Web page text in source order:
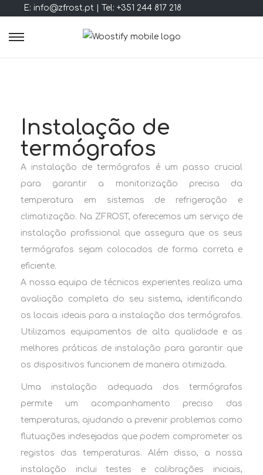
E: info@zfrost.pt | Tel: +351 244 817 218
Instalação de
termógrafos
A instalação de termógrafos é um passo crucial
para garantir a monitorização precisa da
temperatura em sistemas de refrigeração e
climatização. Na ZFROST, oferecemos um serviço de
instalação profissional que assegura que os seus
termógrafos sejam colocados de forma correta e
eficiente.
A nossa equipa de técnicos experientes realiza uma
avaliação completa do seu sistema, identificando
os locais ideais para a instalação dos termógrafos.
Utilizamos equipamentos de alta qualidade e as
melhores práticas de instalação para garantir que
os dispositivos funcionem de maneira otimizada.
Uma instalação adequada dos termógrafos
permite um acompanhamento preciso das
temperaturas, ajudando a prevenir problemas como
flutuações indesejadas que podem comprometer os
registos das temperaturas. Além disso, a nossa
instalação inclui testes e calibrações iniciais,